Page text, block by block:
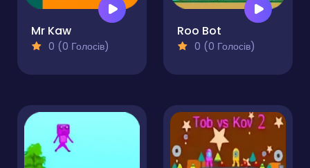
Mr Kaw
0 (0 Голосів)
Roo Bot
0 (0 Голосів)